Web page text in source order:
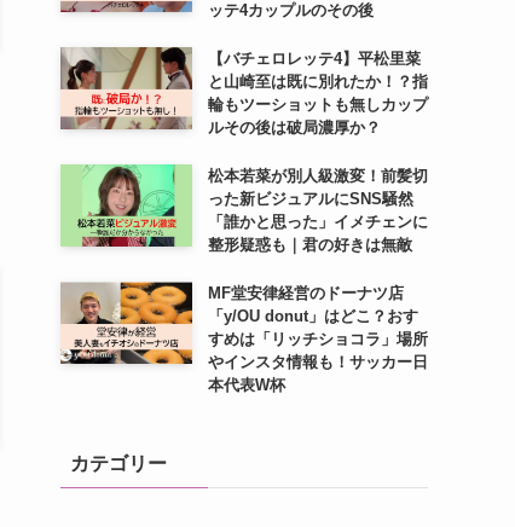
ッテ4カップルのその後
【バチェロレッテ4】平松里菜
と山崎至は既に別れたか！？指
輪もツーショットも無しカップ
ルその後は破局濃厚か？
松本若菜が別人級激変！前髪切
った新ビジュアルにSNS騒然
「誰かと思った」イメチェンに
整形疑惑も｜君の好きは無敵
MF堂安律経営のドーナツ店
「y/OU donut」はどこ？おす
すめは「リッチショコラ」場所
やインスタ情報も！サッカー日
本代表W杯
カテゴリー